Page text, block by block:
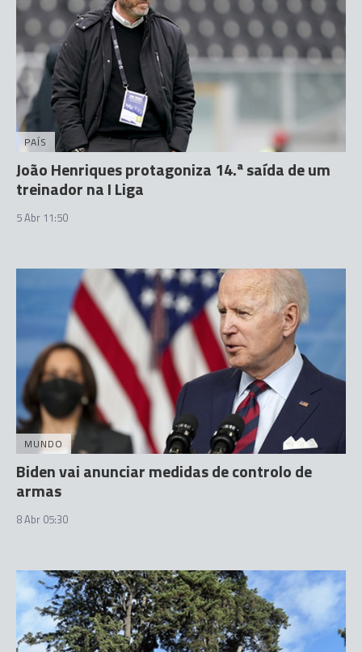
PAÍS
João Henriques protagoniza 14.ª saída de um
treinador na I Liga
5 Abr 11:50
MUNDO
Biden vai anunciar medidas de controlo de
armas
8 Abr 05:30